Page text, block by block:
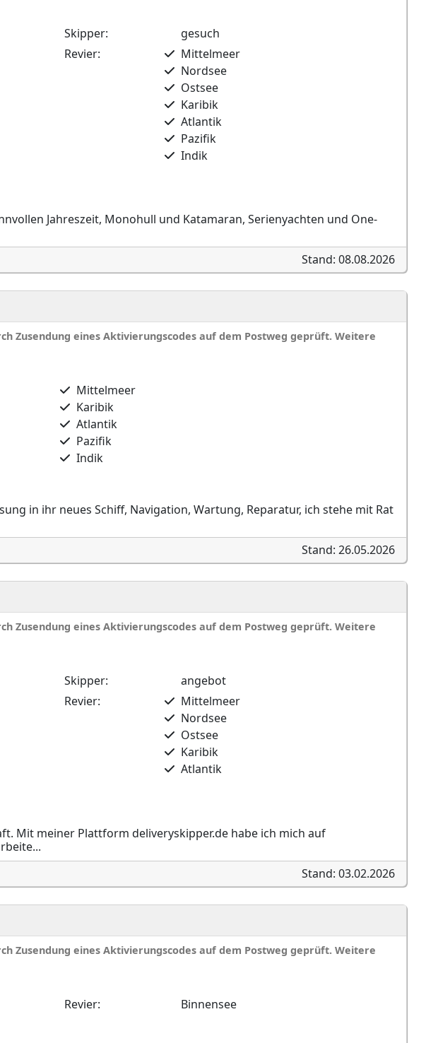
Skipper:
gesuch
Revier:
Mittelmeer
Nordsee
Ostsee
Karibik
Atlantik
Pazifik
Indik
Jahreszeit, Monohull und Katamaran, Serienyachten und One-
Stand: 08.08.2026
Zusendung eines Aktivierungscodes auf dem Postweg geprüft. Weitere
Mittelmeer
Karibik
Atlantik
Pazifik
Indik
in ihr neues Schiff, Navigation, Wartung, Reparatur, ich stehe mit Rat
Stand: 26.05.2026
Zusendung eines Aktivierungscodes auf dem Postweg geprüft. Weitere
Skipper:
angebot
Revier:
Mittelmeer
Nordsee
Ostsee
Karibik
Atlantik
Mit meiner Plattform deliveryskipper.de habe ich mich auf
Stand: 03.02.2026
Zusendung eines Aktivierungscodes auf dem Postweg geprüft. Weitere
Revier: Binnensee